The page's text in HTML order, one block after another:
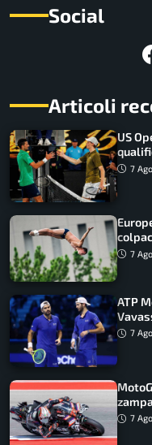
Social
Articoli
US
draw
7
7
ATP
7
7